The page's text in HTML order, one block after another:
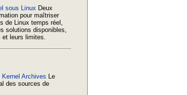
sous Linux Deux
pour maîtriser
de Linux temps réel,
solutions disponibles,
et leurs limites.
Archives Le
des sources de